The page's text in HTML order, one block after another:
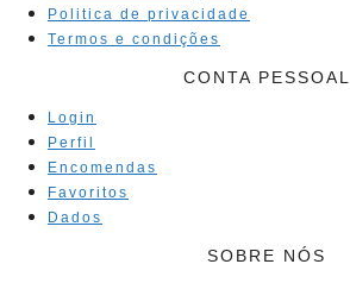
Politica de privacidade
Termos e condições
CONTA PESSOAL
Login
Perfil
Encomendas
Favoritos
Dados
SOBRE NÓS